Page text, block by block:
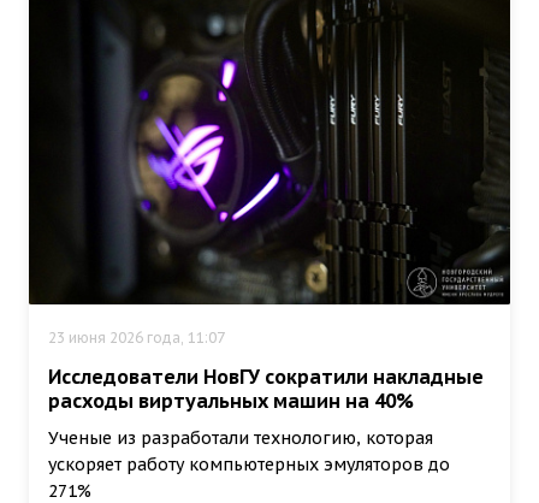
23 июня 2026 года, 11:07
Исследователи НовГУ сократили накладные
расходы виртуальных машин на 40%
Ученые из разработали технологию, которая
ускоряет работу компьютерных эмуляторов до
271%